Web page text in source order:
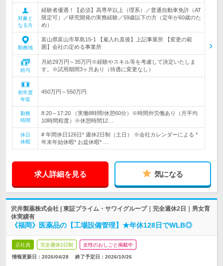
対象と
なる方
経験者優遇！【必須】高専卒以上（理系）／普通自動車免許（AT
限定可）／研究開発の実務経験／59歳以下の方（定年が60歳のた
め）
勤務地
富山県富山市草島15-1 【雇入れ直後】上記事業所 【変更の範
囲】会社の定める事業所
給与
月給29万円～35万円※経験やスキル等を考慮して決定いたしま
す。※試用期間3ヶ月あり（待遇に変更なし）
初年度
年収
450万円～550万円
勤務
時間
8:20～17:20 （実働8時間/休憩60分）※時間外労働あり（月平均
10時間程度）※休憩時間12…
休日
休暇
# 年間休日126日* 週休2日制（土日） ※会社カレンダーによる *
年末年始休暇* お盆休暇* …
求人詳細を見る 気になる
沢井製薬株式会社 | 東証プライム・サワイグループ｜完全週休2日｜男女育
休実績有
《福岡》医薬品の【工場設備管理】★年休128日でWLB◎
正社員 完全週休2日制 女性のおしごと掲載中
情報更新日：2026/04/28 終了予定日： 2026/10/26